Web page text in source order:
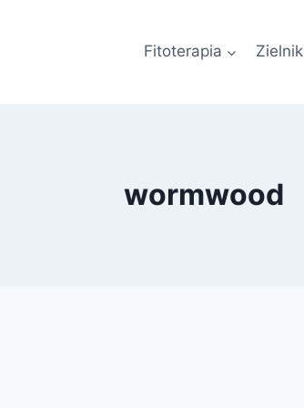
Fitoterapia Zielnik
wormwood